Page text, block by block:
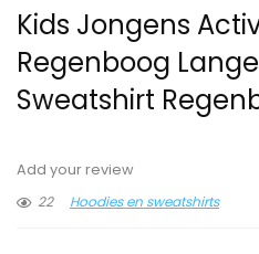
Kids Jongens
Regenboog
Sweatshirt
Add your review
22
Hoodies en sweatshirts